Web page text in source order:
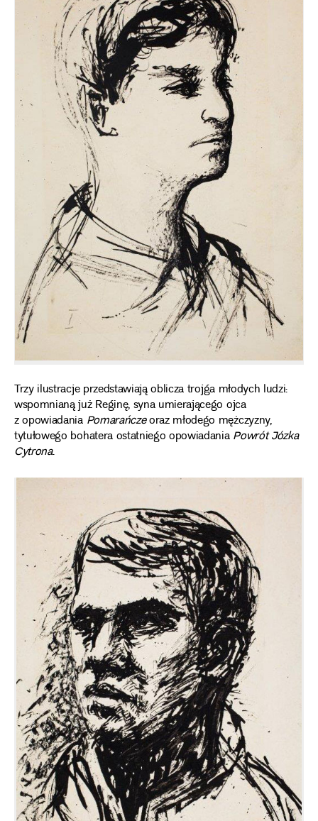
Trzy ilustracje przedstawiają oblicza trojga młodych ludzi:
wspomnianą już Reginę, syna umierającego ojca
z opowiadania Pomarańczeoraz młodego mężczyzny,
tytułowego bohatera ostatniego opowiadaniaPowrót Józka
Cytrona.